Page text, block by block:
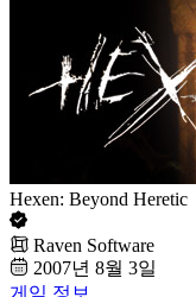
Hexen: Beyond Heretic
Raven Software
2007년 8월 3일